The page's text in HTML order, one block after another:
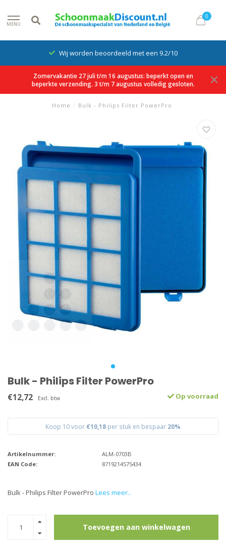
MENU
0
Wij worden beoordeeld met een 9.2/10
Zomervakantie 27 juli t/m 16 augustus: beperkt open en
beperkte verzending. 3 t/m 7 augustus volledig gesloten.
Home / Bulk - Philips Filter PowerPro
Bulk - Philips Filter PowerPro
€12,72 Excl. btw Op voorraad
Koop 10 voor €10,18 per stuk en bespaar 20%
Artikelnummer:
ALM-0703B
EAN Code:
8719214575434
Bulk - Philips Filter PowerPro Lees meer..
Toevoegen aan winkelwagen